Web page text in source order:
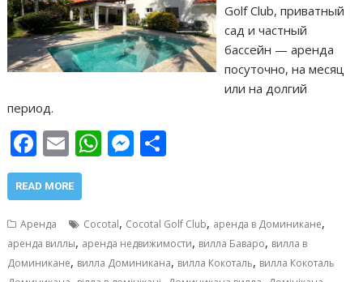
Golf Club, приватный
сад и частный
бассейн — аренда
посуточно, на месяц
или на долгий
период.
F
ac
e
b
o
o
E
m
ai
l
W
h
s
A
p
M
e
e
n
g
р
а
в
READ MORE
Аренда Cocotal, Cocotal Golf Club, аренда в Доминикане,
аренда виллы, аренда недвижимости, вилла Баваро, вилла в
Доминикане, вилла Доминикана, вилла Кокоталь, вилла Кокоталь